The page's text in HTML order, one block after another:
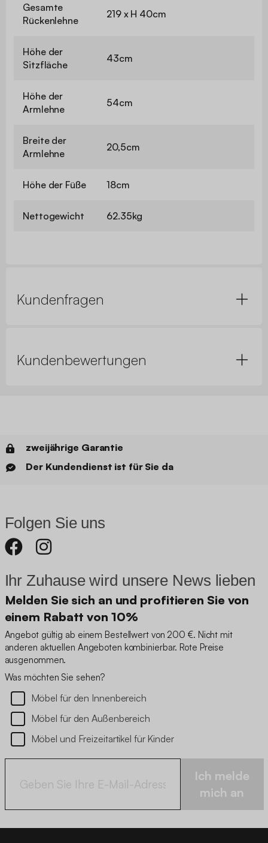
Gesamte
Rückenlehne
219 x H 40cm
Höhe der
Sitzfläche
43cm
Höhe der
Armlehne
54cm
Breite der
Armlehne
20,5cm
Höhe der Füße 18cm
Nettogewicht 62.35kg
Kundenfragen
Kundenbewertungen
zweijährige Garantie
Der Kundendienst ist für Sie da
Folgen Sie uns
Ihr Zuhause wird unsere News lieben
Melden Sie sich an und profitieren Sie von
einem Rabatt von 10%
Angebot gültig ab einem Bestellwert von 200 €. Nicht mit
anderen aktuellen Angeboten kombinierbar. Rote Preise
ausgenommen.
Was möchten Sie sehen?
Möbel für den Innenbereich
Möbel für den Außenbereich
Möbel und Freizeitartikel für Kinder
Ich melde
mich an